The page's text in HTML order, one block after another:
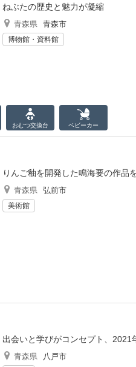
ねぶたの歴史と魅力が凝縮
青森県 青森市
博物館・資料館
おむつ交換台 ベビーカー
りんご釉を開発した鳴海要の作品
青森県 弘前市
美術館
出会いと学びがコンセプト、2021
青森県 八戸市